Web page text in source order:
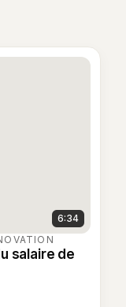
6:34
salaire de